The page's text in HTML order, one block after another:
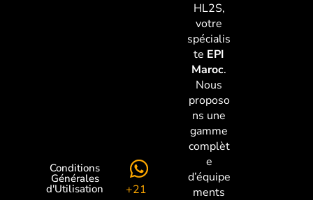
HL2S,
votre
spécialis
te EPI
Maroc.
Nous
proposo
ns une
gamme
complèt
e
d’équipe
ments
+21
Conditions
Générales
d'Utilisation